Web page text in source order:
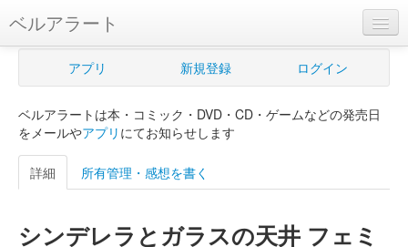
ベルアラート
ベルアラートとは
新規登録
ログイン
購入管理
アプリ 新規登録 ログイン
ベルアラートは本・コミック・DVD・CD・ゲームなどの発売日
をメールやアプリ にてお知らせします
詳細 所有管理・感想を書く
シンデレラとガラスの天井 フェミ